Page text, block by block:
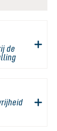
de